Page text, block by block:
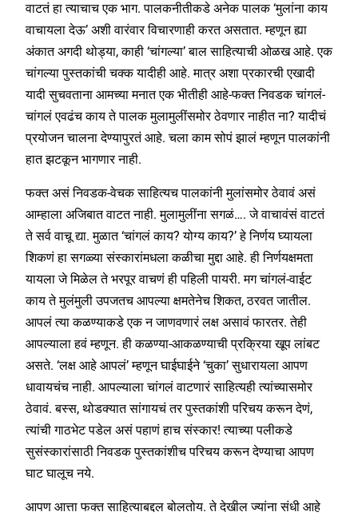
वाटतं हा त्याचाच एक भाग. पालकनीतीकडे अनेक पालक ‘मुलांना काय
वाचायला देऊ’ अशी वारंवार विचारणाही करत असतात. म्हणून ह्या
अंकात अगदी थोड्या, काही ‘चांगल्या’ बाल साहित्याची ओळख आहे. एक
चांगल्या पुस्तकांची चक्क यादीही आहे. मात्र अशा प्रकारची एखादी
यादी सुचवताना आमच्या मनात एक भीतीही आहे-फक्त निवडक चांगलं-
चांगलं एवढंच काय ते पालक मुलामुलींसमोर ठेवणार नाहीत ना? यादीचं
प्रयोजन चालना देण्यापुरतं आहे. चला काम सोपं झालं म्हणून पालकांनी
हात झटकून भागणार नाही.
फक्त असं निवडक-वेचक साहित्यच पालकांनी मुलांसमोर ठेवावं असं
आम्हाला अजिबात वाटत नाही. मुलामुलींना सगळं…. जे वाचावंसं वाटतं
ते सर्व वाचू द्या. मुळात ‘चांगलं काय? योग्य काय?’ हे निर्णय घ्यायला
शिकणं हा सगळ्या संस्कारांमधला कळीचा मुद्दा आहे. ही निर्णयक्षमता
यायला जे मिळेल ते भरपूर वाचणं ही पहिली पायरी. मग चांगलं-वाईट
काय ते मुलंमुली उपजतच आपल्या क्षमतेनेच शिकत, ठरवत जातील.
आपलं त्या कळण्याकडे एक न जाणवणारं लक्ष असावं फारतर. तेही
आपल्याला हवं म्हणून. ही कळण्या-आकळण्याची प्रक्रिया खूप लांबट
असते. ‘लक्ष आहे आपलं’ म्हणून घाईघाईने ‘चुका’ सुधारायला आपण
धावायचंच नाही. आपल्याला चांगलं वाटणारं साहित्यही त्यांच्यासमोर
ठेवावं. बस्स, थोडक्यात सांगायचं तर पुस्तकांशी परिचय करून देणं,
त्यांची गाठभेट पडेल असं पहाणं हाच संस्कार! त्याच्या पलीकडे
सुसंस्कारांसाठी निवडक पुस्तकांशीच परिचय करून देण्याचा आपण
घाट घालूच नये.
आपण आत्ता फक्त साहित्याबद्दल बोलतोय. ते देखील ज्यांना संधी आहे